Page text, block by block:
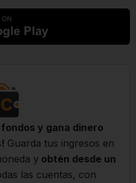
y gana dinero
Guarda tus ingresos en
y obtén desde un
las cuentas, con